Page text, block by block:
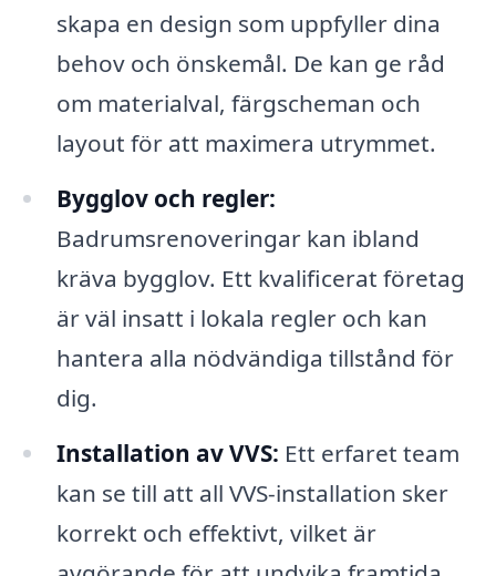
skapa en design som uppfyller dina
behov och önskemål. De kan ge råd
om materialval, färgscheman och
layout för att maximera utrymmet.
Bygglov och regler:
Badrumsrenoveringar kan ibland
kräva bygglov. Ett kvalificerat företag
är väl insatt i lokala regler och kan
hantera alla nödvändiga tillstånd för
dig.
Installation av VVS: Ett erfaret team
kan se till att all VVS-installation sker
korrekt och effektivt, vilket är